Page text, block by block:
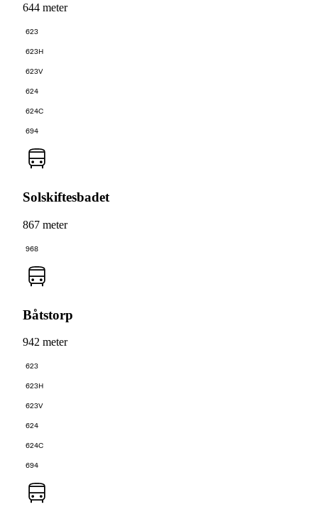
644 meter
623
623H
623V
624
624C
694
Solskiftesbadet
867 meter
968
Båtstorp
942 meter
623
623H
623V
624
624C
694